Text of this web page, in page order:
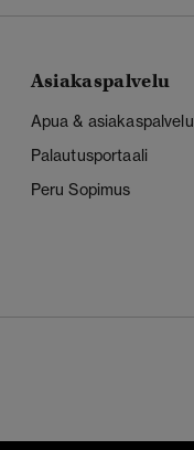
Asiakaspalvelu
Apua & asiakaspalvelu
Palautusportaali
Peru Sopimus